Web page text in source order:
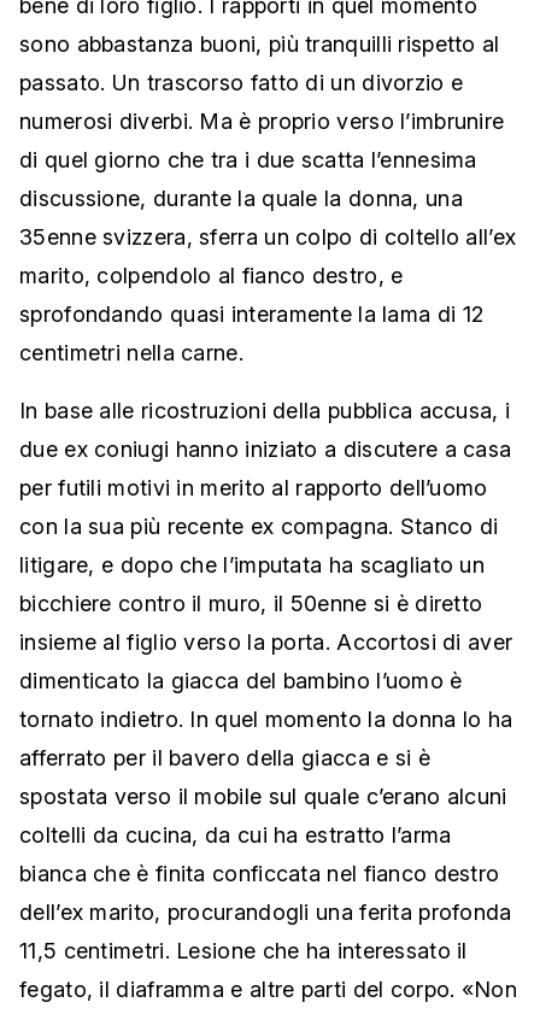
bene di loro figlio. I rapporti in quel momento
sono abbastanza buoni, più tranquilli rispetto al
passato. Un trascorso fatto di un divorzio e
numerosi diverbi. Ma è proprio verso l’imbrunire
di quel giorno che tra i due scatta l’ennesima
discussione, durante la quale la donna, una
35enne svizzera, sferra un colpo di coltello all’ex
marito, colpendolo al fianco destro, e
sprofondando quasi interamente la lama di 12
centimetri nella carne.
In base alle ricostruzioni della pubblica accusa, i
due ex coniugi hanno iniziato a discutere a casa
per futili motivi in merito al rapporto dell’uomo
con la sua più recente ex compagna. Stanco di
litigare, e dopo che l’imputata ha scagliato un
bicchiere contro il muro, il 50enne si è diretto
insieme al figlio verso la porta. Accortosi di aver
dimenticato la giacca del bambino l’uomo è
tornato indietro. In quel momento la donna lo ha
afferrato per il bavero della giacca e si è
spostata verso il mobile sul quale c’erano alcuni
coltelli da cucina, da cui ha estratto l’arma
bianca che è finita conficcata nel fianco destro
dell’ex marito, procurandogli una ferita profonda
11,5 centimetri. Lesione che ha interessato il
fegato, il diaframma e altre parti del corpo. «Non